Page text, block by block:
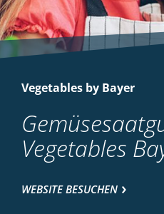
Vegetables by Bayer
Vegetables
WEBSITE BESUCHEN